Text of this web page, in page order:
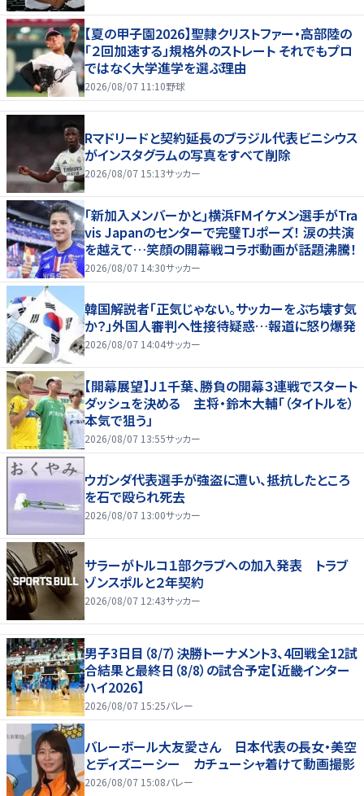
【夏の甲子園2026】聖隷クリストファー・高部陸の
「２回加速する」規格外のストレート それでもプロ
ではなく大学進学を選ぶ理由
2026/08/07 11:10野球
Rマドリードと契約延長のブラジル代表ビニシウス
がインスタグラムの写真をすべて削除
2026/08/07 15:13サッカー
｢新加入メンバーかと｣横浜FMイケメン選手がTra
vis Japanのセンターで完璧TJポーズ！ 涙の共演
を越えて…笑顔の開幕戦コラボ動画が話題沸騰！
2026/08/07 14:30サッカー
韓国解説者「正気じゃない。サッカーをぶち壊す気
か？」外国人審判へ性接待疑惑…報道に怒り爆発
2026/08/07 14:04サッカー
【開幕展望】Ｊ１千葉、勝負の開幕３連戦でスタート
ダッシュを決める 主将・鈴木大輔「（タイトルを）
本気で狙う」
2026/08/07 13:55サッカー
ウガンダ代表選手が強盗に遭い、抵抗したところ
を石で殴られ死去
2026/08/07 13:00サッカー
サラーがトルコ１部クラブへの加入発表 トラブ
ゾンスポルと２年契約
2026/08/07 12:43サッカー
男子3日目（8/7）決勝トーナメント3、4回戦全12試
合結果と最終日（8/8）の試合予定【近畿インター
ハイ2026】
2026/08/07 15:25バレー
バレーボール大友愛さん 日本代表の長女・美空
とディズニーシー カチューシャ着けて動画撮影
2026/08/07 15:08バレー